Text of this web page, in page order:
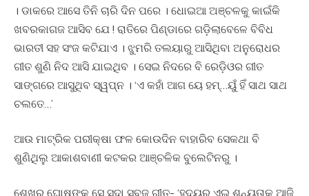
। ଡାକରେ ଆସେ ତିନି ଚାରି ଦିନ ପରେ । ଧୋଇଆ ଅଞ୍ଚଳକୁ କାଇଁକି
ଖବରକାଗଜ ଆସିବ ଯେ ! ରାତିରେ ପିଣ୍ଡାରେ ଗଡ଼ିଲାବେଳେ ବିବିଧ
ଭାରତୀ ସହ ସଂଜ କଟିଯାଏ । ଝୁମରି ତଲୟାରୁ ଆସିଥିବା ଅନୁରୋଧର
ଗୀତ ଶୁଣି ନିଦ ଆସି ଯାଇଥିବ । ସେଇ ନିଦରେ ବି ରେଡ଼ିଓର ଗୀତ
ସାଙ୍ଗରେ ଆସୁଥିବ ସ୍ୱପ୍ନ । ‘ଏ କହାଁ ଆଗ ୟେ ହମ୍…ୟୁଁ ହିଁ ସାଥ ସାଥ
ଚଲତେ…’
ଆଉ ମାଟ୍ରିକ ପରୀକ୍ଷା ଫଳ କୋଉଦିନ ବାହାରିବ ସେକଥା ବି
ଶୁଣିଥିଲୁ ଆକାଶବାଣୀ କଟକର ଆଞ୍ଚଳିକ ବୁଲେଟିନରୁ ।
ଶେଖର ଘୋଷଙ୍କ ସେ ସଦା ସବୁଜ ଗୀତ- ‘ହୃଦୟର ଏଇ ଶୂନ୍ୟତାକୁ ଆଜି